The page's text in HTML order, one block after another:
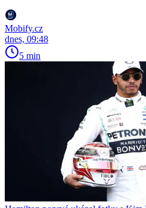
Mobify.cz
dnes, 09:48
5 min